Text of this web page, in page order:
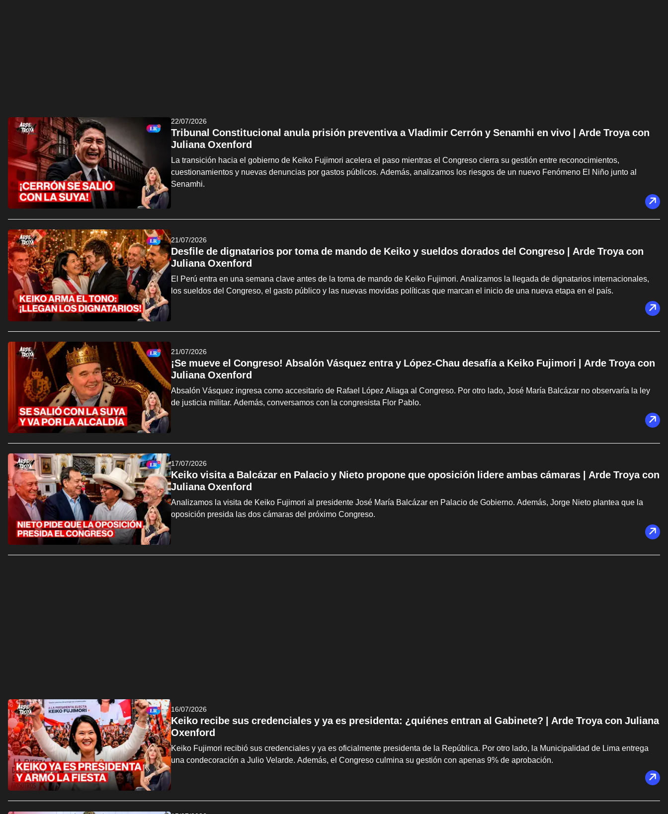
22/07/2026
Tribunal Constitucional anula prisión preventiva a Vladimir Cerrón y Senamhi en vivo | Arde Troya con
Juliana Oxenford
La transición hacia el gobierno de Keiko Fujimori acelera el paso mientras el Congreso cierra su gestión entre reconocimientos,
cuestionamientos y nuevas denuncias por gastos públicos. Además, analizamos los riesgos de un nuevo Fenómeno El Niño junto al
Senamhi.
21/07/2026
Desfile de dignatarios por toma de mando de Keiko y sueldos dorados del Congreso | Arde Troya con
Juliana Oxenford
El Perú entra en una semana clave antes de la toma de mando de Keiko Fujimori. Analizamos la llegada de dignatarios internacionales,
los sueldos del Congreso, el gasto público y las nuevas movidas políticas que marcan el inicio de una nueva etapa en el país.
21/07/2026
¡Se mueve el Congreso! Absalón Vásquez entra y López-Chau desafía a Keiko Fujimori | Arde Troya con
Juliana Oxenford
Absalón Vásquez ingresa como accesitario de Rafael López Aliaga al Congreso. Por otro lado, José María Balcázar no observaría la ley
de justicia militar. Además, conversamos con la congresista Flor Pablo.
17/07/2026
Keiko visita a Balcázar en Palacio y Nieto propone que oposición lidere ambas cámaras | Arde Troya con
Juliana Oxenford
Analizamos la visita de Keiko Fujimori al presidente José María Balcázar en Palacio de Gobierno. Además, Jorge Nieto plantea que la
oposición presida las dos cámaras del próximo Congreso.
16/07/2026
Keiko recibe sus credenciales y ya es presidenta: ¿quiénes entran al Gabinete? | Arde Troya con Juliana
Oxenford
Keiko Fujimori recibió sus credenciales y ya es oficialmente presidenta de la República. Por otro lado, la Municipalidad de Lima entrega
una condecoración a Julio Velarde. Además, el Congreso culmina su gestión con apenas 9% de aprobación.